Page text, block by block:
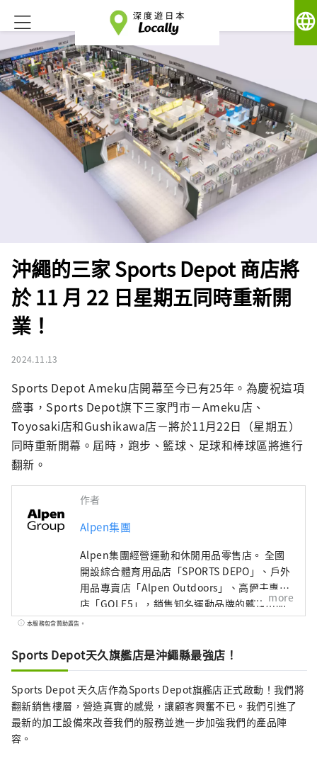
language
沖繩的三家 Sports Depot 商店將
於 11 月 22 日星期五同時重新開
業！
2024.11.13
Sports Depot Ameku店開幕至今已有25年。為慶祝這項
盛事，Sports Depot旗下三家門市－Ameku店、
Toyosaki店和Gushikawa店－將於11月22日（星期五）
同時重新開幕。屆時，跑步、籃球、足球和棒球區將進行
翻新。
作者
Alpen集團
Alpen集團經營運動和休閒用品零售店。 全國
開設綜合體育用品店「SPORTS DEPO」、戶外
用品專賣店「Alpen Outdoors」、高爾夫專賣
店「GOLF5」，銷售知名運動品牌的體育用品
以及高度時尚的服裝和鞋子。我們提供廣泛的
求。
more
本服務包含贊助廣告。
Sports Depot天久旗艦店是沖繩縣最強店！
Sports Depot 天久店作為Sports Depot旗艦店正式啟動！我們將
翻新銷售樓層，營造真實的感覺，讓顧客興奮不已。我們引進了
最新的加工設備來改善我們的服務並進一步加強我們的產品陣
容。